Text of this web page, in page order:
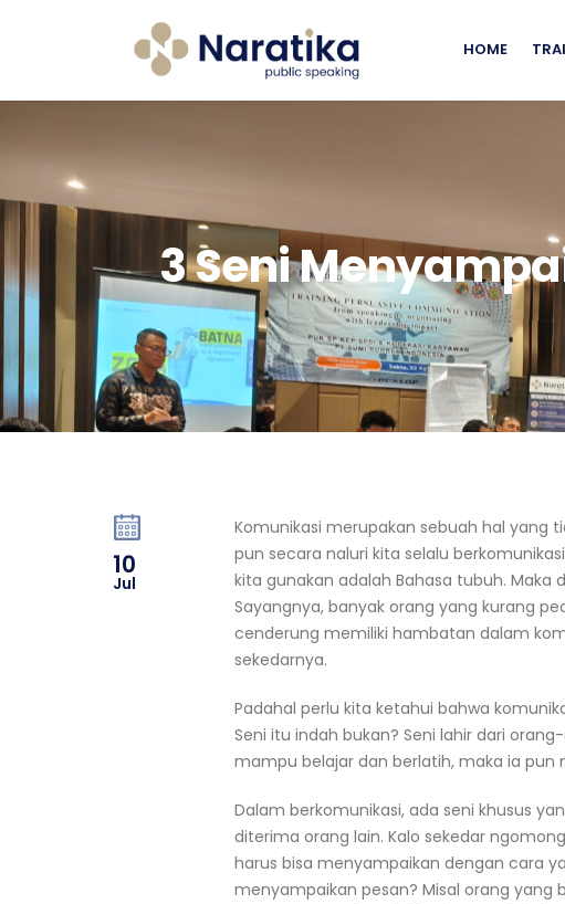
HOME
3 Seni
10
Jul
Komunikasi merupakan sebuah hal yang
pun secara naluri kita selalu
kita gunakan adalah Bahasa tubuh.
Sayangnya, banyak orang yang kurang
cenderung memiliki hambatan dalam
sekedarnya.
Padahal perlu kita ketahui bahwa
Seni itu indah bukan? Seni lahir dari
mampu belajar dan berlatih, maka ia
Dalam berkomunikasi, ada seni khusus
diterima orang lain. Kalo sekedar
harus bisa menyampaikan dengan cara
menyampaikan pesan? Misal orang yang